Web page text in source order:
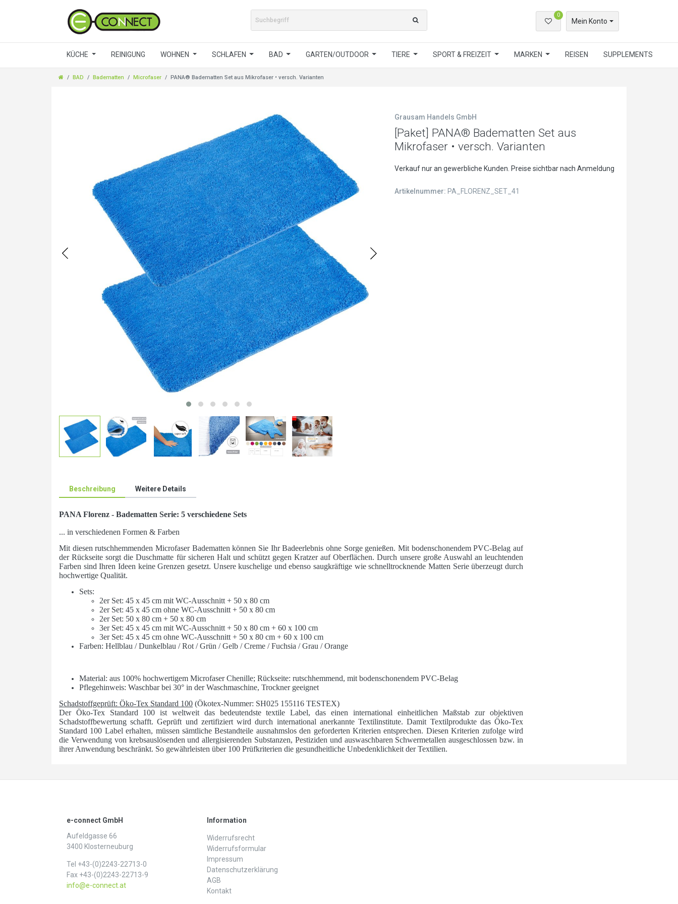
0
Mein Konto
KÜCHE REINIGUNG WOHNEN SCHLAFEN BAD GARTEN/OUTDOOR TIERE SPORT & FREIZEIT MARKEN REISEN SUPPLEMENTS
BAD Badematten Microfaser PANA® Badematten Set aus Mikrofaser • versch. Varianten
Grausam Handels GmbH
[Paket] PANA® Badematten Set aus
Mikrofaser • versch. Varianten
Verkauf nur an gewerbliche Kunden. Preise sichtbar nach Anmeldung
Artikelnummer: PA_FLORENZ_SET_41
Beschreibung Weitere Details
PANA Florenz - Badematten Serie: 5 verschiedene Sets
... in verschiedenen Formen & Farben
Mit diesen rutschhemmenden Microfaser Badematten können Sie Ihr Badeerlebnis ohne Sorge genießen. Mit bodenschonendem PVC-Belag auf
der Rückseite sorgt die Duschmatte für sicheren Halt und schützt gegen Kratzer auf Oberflächen. Durch unsere große Auswahl an leuchtenden
Farben sind Ihren Ideen keine Grenzen gesetzt. Unsere kuschelige und ebenso saugkräftige wie schnelltrocknende Matten Serie überzeugt durch
hochwertige Qualität.
Sets:
2er Set: 45 x 45 cm mit WC-Ausschnitt + 50 x 80 cm
2er Set: 45 x 45 cm ohne WC-Ausschnitt + 50 x 80 cm
2er Set: 50 x 80 cm + 50 x 80 cm
3er Set: 45 x 45 cm mit WC-Ausschnitt + 50 x 80 cm + 60 x 100 cm
3er Set: 45 x 45 cm ohne WC-Ausschnitt + 50 x 80 cm + 60 x 100 cm
Farben: Hellblau / Dunkelblau / Rot / Grün / Gelb / Creme / Fuchsia / Grau / Orange
Material: aus 100% hochwertigem Microfaser Chenille; Rückseite: rutschhemmend, mit bodenschonendem PVC-Belag
Pflegehinweis: Waschbar bei 30° in der Waschmaschine, Trockner geeignet
Schadstoffgeprüft: Öko-Tex Standard 100 (Ökotex-Nummer: SH025 155116 TESTEX)
Der Öko-Tex Standard 100 ist weltweit das bedeutendste textile Label, das einen international einheitlichen Maßstab zur objektiven
Schadstoffbewertung schafft. Geprüft und zertifiziert wird durch international anerkannte Textilinstitute. Damit Textilprodukte das Öko-Tex
Standard 100 Label erhalten, müssen sämtliche Bestandteile ausnahmslos den geforderten Kriterien entsprechen. Diesen Kriterien zufolge wird
die Verwendung von krebsauslösenden und allergisierenden Substanzen, Pestiziden und auswaschbaren Schwermetallen ausgeschlossen bzw. in
ihrer Anwendung beschränkt. So gewährleisten über 100 Prüfkriterien die gesundheitliche Unbedenklichkeit der Textilien.
e-connect GmbH
Aufeldgasse 66
3400 Klosterneuburg
Tel +43-(0)2243-22713-0
Fax +43-(0)2243-22713-9
info@e-connect.at
Information
Widerrufs­recht
Widerrufs­formular
Impressum
Daten­schutz­erklärung
AGB
Kontakt